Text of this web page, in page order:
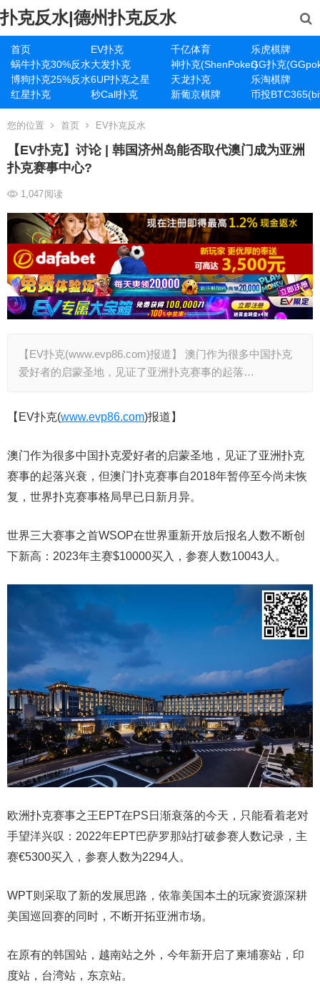
扑克反水|德州扑克反水
首页 EV扑克 千亿体育
乐虎棋牌
蜗牛扑克30%反水大发扑克 神扑克(ShenPoker)GG扑克
博狗扑克25%反水6UP扑克之星 天龙扑克
乐淘棋牌
红星扑克
秒Call扑克 新葡京棋牌 币投
您的位置 首页 EV扑克反水
【EV扑克】讨论 | 韩国济州岛能否取代澳门成为亚洲
扑克赛事中心?
1,047阅读
【EV扑克(www.evp86.com)报道】 澳门作为很多中国扑克
爱好者的启蒙圣地，见证了亚洲扑克赛事的起落…
【EV扑克(www.evp86.com)报道】
澳门作为很多中国扑克爱好者的启蒙圣地，见证了亚洲扑克
赛事的起落兴衰，但澳门扑克赛事自2018年暂停至今尚未恢
复，世界扑克赛事格局早已日新月异。
世界三大赛事之首WSOP在世界重新开放后报名人数不断创
下新高：2023年主赛$10000买入，参赛人数10043人。
欧洲扑克赛事之王EPT在PS日渐衰落的今天，只能看着老对
手望洋兴叹：2022年EPT巴萨罗那站打破参赛人数记录，主
赛€5300买入，参赛人数为2294人。
WPT则采取了新的发展思路，依靠美国本土的玩家资源深耕
美国巡回赛的同时，不断开拓亚洲市场。
在原有的韩国站，越南站之外，今年新开启了柬埔寨站，印
度站，台湾站，东京站。